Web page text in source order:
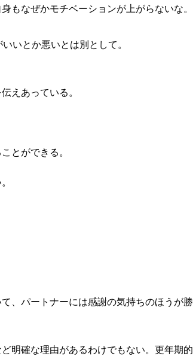
もなぜかモチベーションが上がらないな。
いとか悪いとは別として。
えあっている。
とができる。
、パートナーには感謝の気持ちのほうが勝
明確な理由があるわけでもない。更年期的